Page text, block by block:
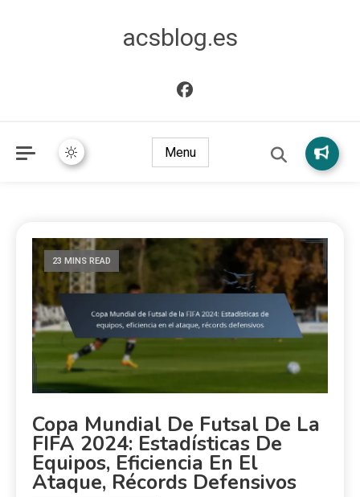
acsblog.es
Menu
23 MINS READ
Copa Mundial De Futsal De La
FIFA 2024: Estadísticas De
Equipos, Eficiencia En El
Ataque, Récords Defensivos